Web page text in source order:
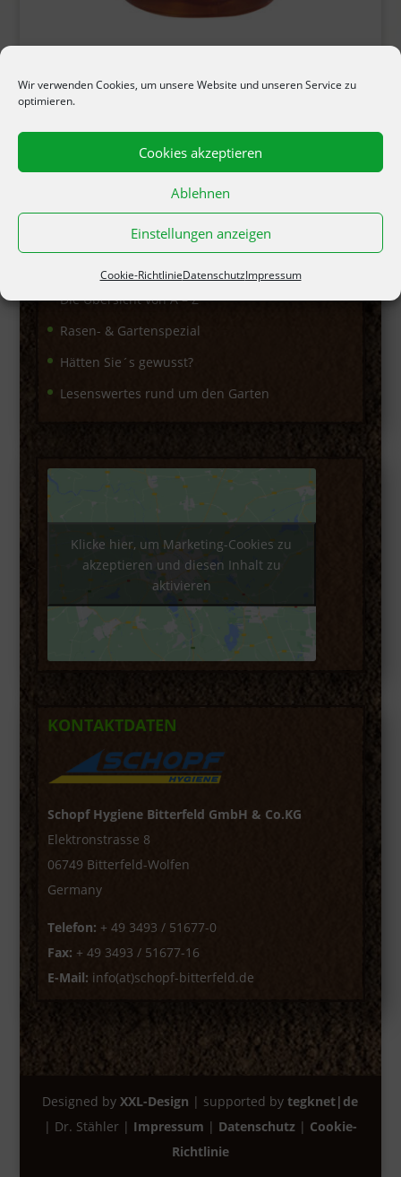
Wir verwenden Cookies, um unsere Website und unseren Service zu
optimieren.
Cookies akzeptieren
Ablehnen
Einstellungen anzeigen
Cookie-RichtlinieDatenschutzImpressum
MENÜPUNKTE
Die Händlersuche
Unser Onlinekatalog
Die Übersicht von A – Z
Rasen- & Gartenspezial
Hätten Sie´s gewusst?
Lesenswertes rund um den Garten
Klicke hier, um Marketing-Cookies zu
akzeptieren und diesen Inhalt zu
aktivieren
KONTAKTDATEN
Schopf Hygiene Bitterfeld GmbH & Co.KG
Elektronstrasse 8
06749 Bitterfeld-Wolfen
Germany
Telefon: + 49 3493 / 51677-0
Fax: + 49 3493 / 51677-16
E-Mail: info(at)schopf-bitterfeld.de
Designed byXXL-Design | supported bytegknet|de
| Dr. Stähler | Impressum | Datenschutz| Cookie-
Richtlinie